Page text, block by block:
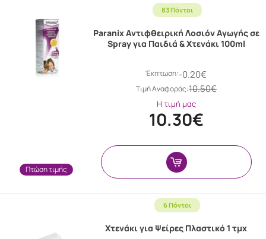
83 Πόντοι
Πτώση τιμής
Paranix Αντιφθειρική Λοσιόν Αγωγής σε
Spray για Παιδιά & Χτενάκι 100ml
Έκπτωση:-0.20€
Tιμή Αναφοράς:10.50€
Η τιμή μας
10.30€
6 Πόντοι
Χτενάκι για Ψείρες Πλαστικό 1 τμχ